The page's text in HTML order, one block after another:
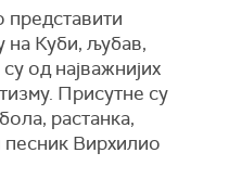
представити
на Куби, љубав,
од најважнијих
Присутне су
растанка,
песник Вирхилио